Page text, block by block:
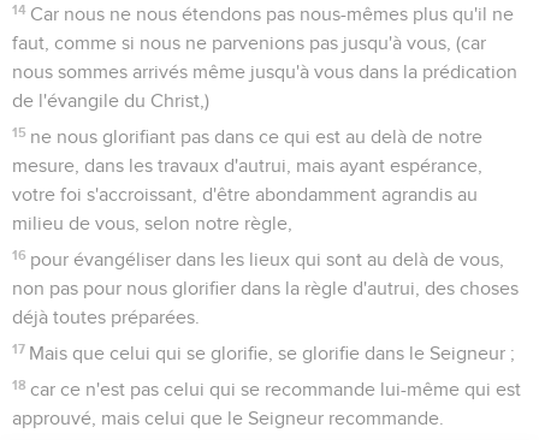
14 Car nous ne nous étendons pas nous-mêmes plus qu'il ne
faut, comme si nous ne parvenions pas jusqu'à vous, (car
nous sommes arrivés même jusqu'à vous dans la prédication
de l'évangile du Christ,)
15 ne nous glorifiant pas dans ce qui est au delà de notre
mesure, dans les travaux d'autrui, mais ayant espérance,
votre foi s'accroissant, d'être abondamment agrandis au
milieu de vous, selon notre règle,
16 pour évangéliser dans les lieux qui sont au delà de vous,
non pas pour nous glorifier dans la règle d'autrui, des choses
déjà toutes préparées.
17 Mais que celui qui se glorifie, se glorifie dans le Seigneur ;
18 car ce n'est pas celui qui se recommande lui-même qui est
approuvé, mais celui que le Seigneur recommande.